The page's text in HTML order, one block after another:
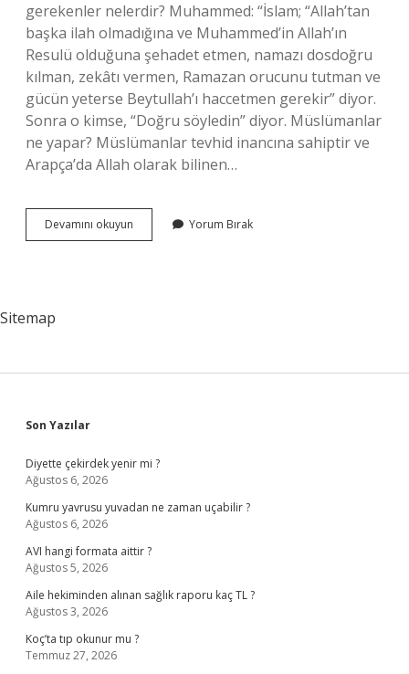
gerekenler nelerdir? Muhammed: “İslam; “Allah’tan
başka ilah olmadığına ve Muhammed’in Allah’ın
Resulü olduğuna şehadet etmen, namazı dosdoğru
kılman, zekâtı vermen, Ramazan orucunu tutman ve
gücün yeterse Beytullah’ı haccetmen gerekir” diyor.
Sonra o kimse, “Doğru söyledin” diyor. Müslümanlar
ne yapar? Müslümanlar tevhid inancına sahiptir ve
Arapça’da Allah olarak bilinen…
Devamını okuyun
Müslümanın
Yorum Bırak
Sitemap
Sidebar
Son Yazılar
Diyette çekirdek yenir mi ?
Ağustos 6, 2026
Kumru yavrusu yuvadan ne zaman uçabilir ?
Ağustos 6, 2026
AVI hangi formata aittir ?
Ağustos 5, 2026
Aile hekiminden alınan sağlık raporu kaç TL ?
Ağustos 3, 2026
Koç’ta tıp okunur mu ?
Temmuz 27, 2026